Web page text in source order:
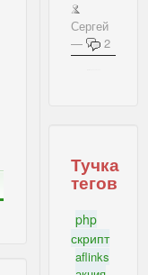
Сергей
—
2
Тучка
тегов
php
скрипт
aflinks